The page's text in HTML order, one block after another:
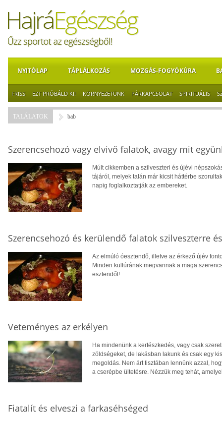
NYITÓLAP TÁPLÁLKOZÁS MOZGÁS-FOGYÓKÚRA
FRISS EZT PRÓBÁLD KI! KÖRNYEZETÜNK PÁRKAPCSOLAT SPIRITUÁLIS
TALÁLATOK bab
Szerencsehozó vagy elvivő falatok, avagy mit
Múlt cikkemben a szilveszteri és újévi
tájáról, melyek talán már kicsit háttérbe
napig foglalkoztatják az embereket.
Szerencsehozó és kerülendő falatok szilveszterre
Az elmúló óesztendő, illetve az érkező újév
Minden kultúrának megvannak a maga
esztendőt!
Veteményes az erkélyen
Ha mindenünk a kertészkedés, vagy csak
zöldségeket, de lakásban lakunk és csak egy
megoldás. Nem árt tisztában lennünk azzal,
a cserépbe ültetésre. Nézzük meg tehát,
Fiatalít és elveszi a farkaséhséged